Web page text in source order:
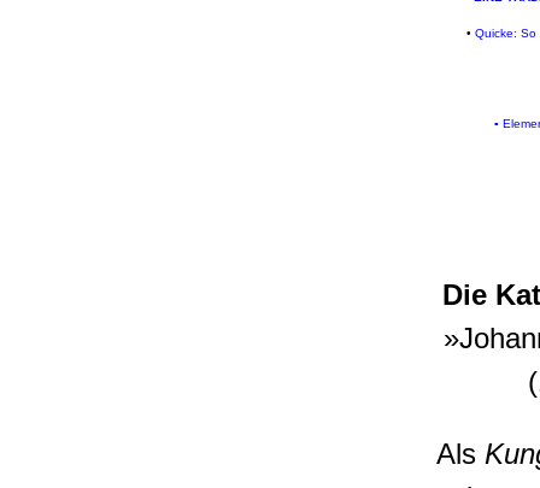
• Quicke: So
▪
Die
Als